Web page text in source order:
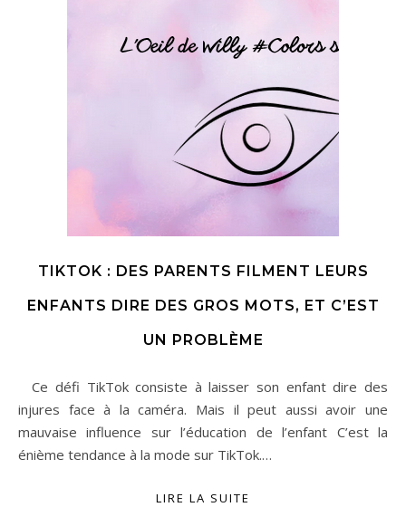
TIKTOK : DES PARENTS FILMENT LEURS
ENFANTS DIRE DES GROS MOTS, ET C’EST
UN PROBLÈME
Ce défi TikTok consiste à laisser son enfant dire des
injures face à la caméra. Mais il peut aussi avoir une
mauvaise influence sur l’éducation de l’enfant C’est la
énième tendance à la mode sur TikTok.…
LIRE LA SUITE